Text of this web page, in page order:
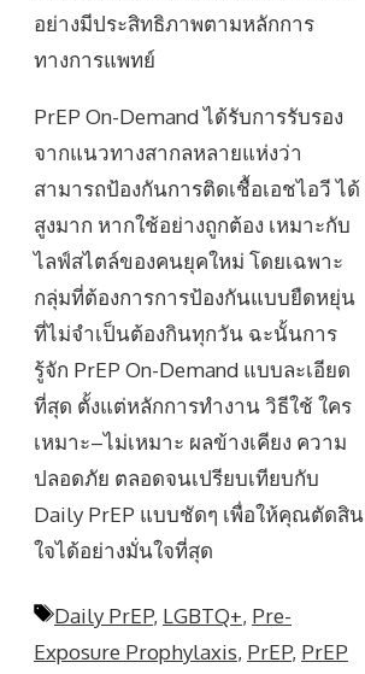
อย่างมีประสิทธิภาพตามหลักการ
ทางการแพทย์
PrEP On-Demand ได้รับการรับรอง
จากแนวทางสากลหลายแห่งว่า
สามารถป้องกันการติดเชื้อเอชไอวี ได้
สูงมาก หากใช้อย่างถูกต้อง เหมาะกับ
ไลฟ์สไตล์ของคนยุคใหม่ โดยเฉพาะ
กลุ่มที่ต้องการการป้องกันแบบยืดหยุ่น
ที่ไม่จำเป็นต้องกินทุกวัน ฉะนั้นการ
รู้จัก PrEP On-Demand แบบละเอียด
ที่สุด ตั้งแต่หลักการทำงาน วิธีใช้ ใคร
เหมาะ–ไม่เหมาะ ผลข้างเคียง ความ
ปลอดภัย ตลอดจนเปรียบเทียบกับ
Daily PrEP แบบชัดๆ เพื่อให้คุณตัดสิน
ใจได้อย่างมั่นใจที่สุด
Tags
Daily PrEP, LGBTQ+, Pre-
Exposure Prophylaxis, PrEP, PrEP